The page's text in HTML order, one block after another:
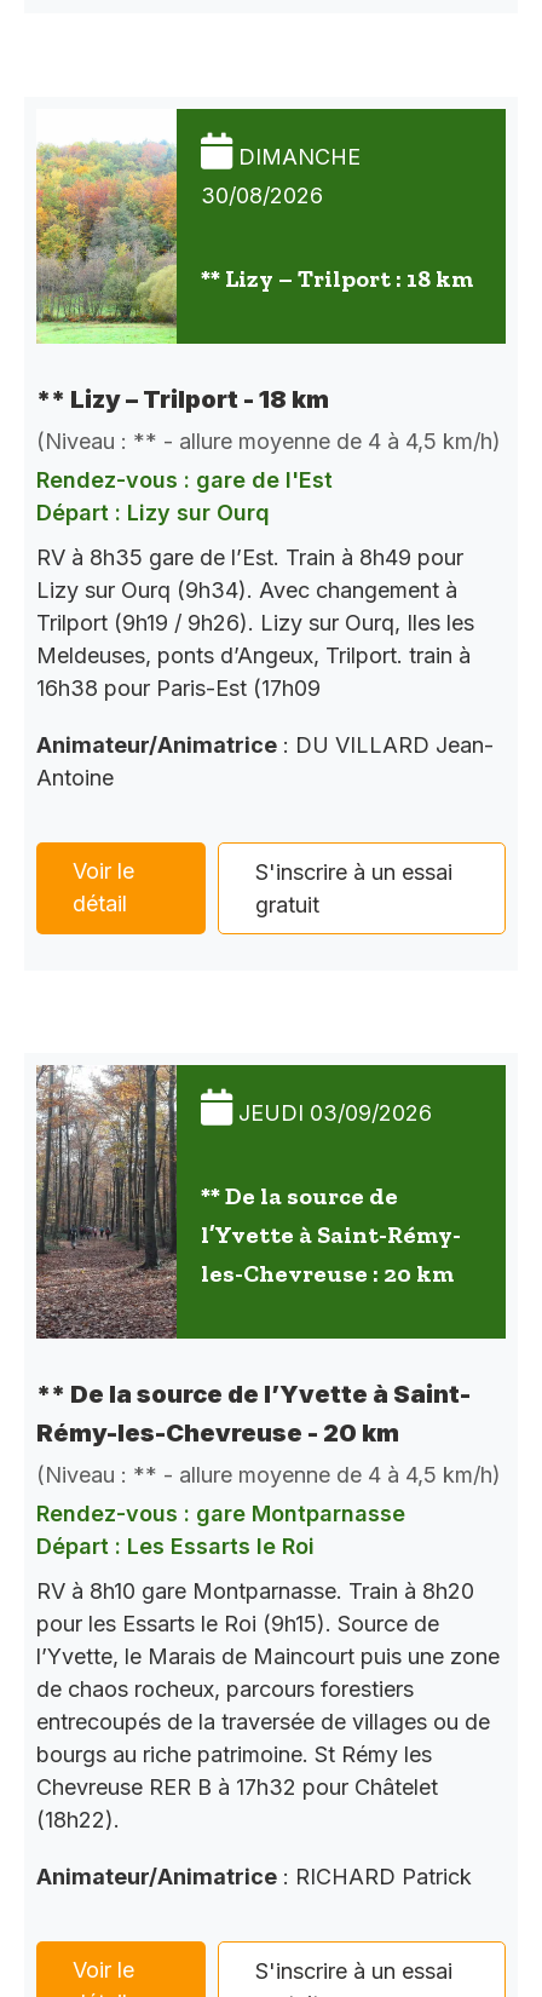
DIMANCHE
30/08/2026
** Lizy – Trilport : 18 km
** Lizy – Trilport - 18 km
(Niveau : ** - allure moyenne de 4 à 4,5 km/h)
Rendez-vous : gare de l'Est
Départ : Lizy sur Ourq
RV à 8h35 gare de l’Est. Train à 8h49 pour
Lizy sur Ourq (9h34). Avec changement à
Trilport (9h19 / 9h26). Lizy sur Ourq, Iles les
Meldeuses, ponts d’Angeux, Trilport. train à
16h38 pour Paris-Est (17h09
Animateur/Animatrice : DU VILLARD Jean-
Antoine
Voir le
détail
S'inscrire à un essai
gratuit
JEUDI 03/09/2026
** De la source de
l’Yvette à Saint-Rémy-
les-Chevreuse : 20 km
** De la source de l’Yvette à Saint-
Rémy-les-Chevreuse - 20 km
(Niveau : ** - allure moyenne de 4 à 4,5 km/h)
Rendez-vous : gare Montparnasse
Départ : Les Essarts le Roi
RV à 8h10 gare Montparnasse. Train à 8h20
pour les Essarts le Roi (9h15). Source de
l’Yvette, le Marais de Maincourt puis une zone
de chaos rocheux, parcours forestiers
entrecoupés de la traversée de villages ou de
bourgs au riche patrimoine. St Rémy les
Chevreuse RER B à 17h32 pour Châtelet
(18h22).
Animateur/Animatrice : RICHARD Patrick
Voir le
S'inscrire à un essai